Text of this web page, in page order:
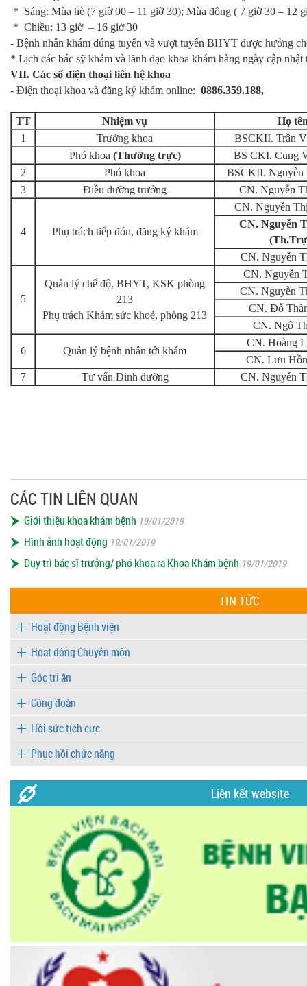
* Sáng: Mùa hè (7 giờ 00 – 11 giờ 30); Mùa đông ( 7 giờ 30 – 12
* Chiều: 13 giờ – 16 giờ 30
- Bệnh nhân khám đúng tuyến và vượt tuyến BHYT được hưởng
* Lịch các bác sỹ khám và lãnh đạo khoa khám hàng ngày cập nhật
VII. Các số điện thoại liên hệ khoa
- Điện thoại khoa và đăng ký khám online: 0886.359.188,
TT Nhiệm vụ
Họ
1
Trưởng khoa
BSCKII. Trần
Phó khoa (Thường trực)
BS CKI. Cung
2
Phó khoa
BSCKII. Nguyễn
3
Điều dưỡng trưởng CN. Nguyễn
4 Phụ trách tiếp đón, đăng ký khám
CN. Nguyễn
CN. Nguyễn
CN. Nguyễn
5
Quản lý chế độ, BHYT, KSK phòng
213
Phụ trách Khám sức khoẻ, phòng 213
CN. Nguyễn
CN. Nguyễn
CN. Đỗ
CN. Ngô
6 Quản lý bệnh nhân tới khám
CN. Hoàng
CN. Lưu
7
Tư vấn Dinh dưỡng CN. Nguyễn
CÁC TIN LIÊN QUAN
Giới thiệu khoa khám bệnh 19/01/2019
Hình ảnh hoạt động 19/01/2019
Duy trì bác sĩ trưởng/ phó khoa ra Khoa Khám bệnh 19/01/2019
TIN TỨC
Hoạt động Bệnh viện
Hoạt động Chuyên môn
Góc tri ân
Công đoàn
Hồi sức tích cực
Phục hồi chức năng
Liên kết website